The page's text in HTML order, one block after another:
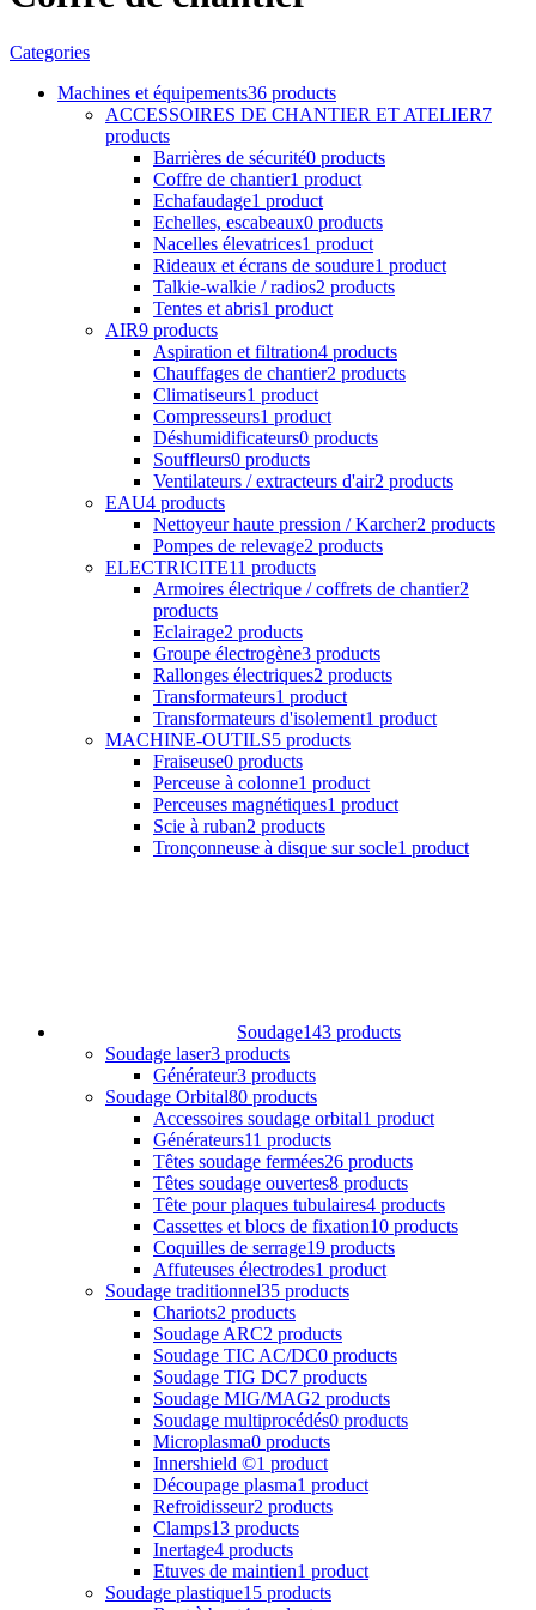
Categories
Machines et équipements36 products
ACCESSOIRES DE CHANTIER ET ATELIER7
products
Barrières de sécurité0 products
Coffre de chantier1 product
Echafaudage1 product
Echelles, escabeaux0 products
Nacelles élevatrices1 product
Rideaux et écrans de soudure1 product
Talkie-walkie / radios2 products
Tentes et abris1 product
AIR9 products
Aspiration et filtration4 products
Chauffages de chantier2 products
Climatiseurs1 product
Compresseurs1 product
Déshumidificateurs0 products
Souffleurs0 products
Ventilateurs / extracteurs d'air2 products
EAU4 products
Nettoyeur haute pression / Karcher2 products
Pompes de relevage2 products
ELECTRICITE11 products
Armoires électrique / coffrets de chantier2
products
Eclairage2 products
Groupe électrogène3 products
Rallonges électriques2 products
Transformateurs1 product
Transformateurs d'isolement1 product
MACHINE-OUTILS5 products
Fraiseuse0 products
Perceuse à colonne1 product
Perceuses magnétiques1 product
Scie à ruban2 products
Tronçonneuse à disque sur socle1 product
Soudage143 products
Soudage laser3 products
Générateur3 products
Soudage Orbital80 products
Accessoires soudage orbital1 product
Générateurs11 products
Têtes soudage fermées26 products
Têtes soudage ouvertes8 products
Tête pour plaques tubulaires4 products
Cassettes et blocs de fixation10 products
Coquilles de serrage19 products
Affuteuses électrodes1 product
Soudage traditionnel35 products
Chariots2 products
Soudage ARC2 products
Soudage TIC AC/DC0 products
Soudage TIG DC7 products
Soudage MIG/MAG2 products
Soudage multiprocédés0 products
Microplasma0 products
Innershield ©1 product
Découpage plasma1 product
Refroidisseur2 products
Clamps13 products
Inertage4 products
Etuves de maintien1 product
Soudage plastique15 products